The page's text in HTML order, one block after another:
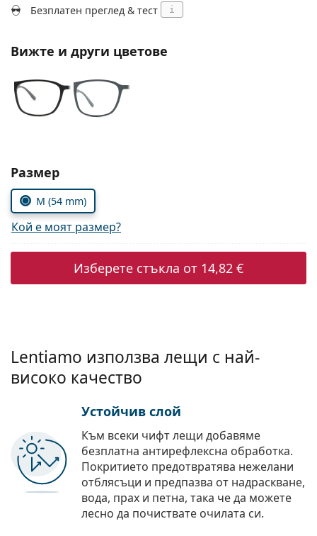
Persol
Безплатен преглед & тест
i
Вижте и други цветове
Изберете параметри
Размер
M (54 mm)
Кой е моят размер?
Изберете стъкла от 14,82 €
Lentiamo използва лещи с най-
високо качество
Устойчив слой
Към всеки чифт лещи добавяме
безплатна антирефлексна обработка.
Покритието предотвратява нежелани
отблясъци и предпазва от надраскване,
вода, прах и петна, така че да можете
лесно да почиствате очилата си.